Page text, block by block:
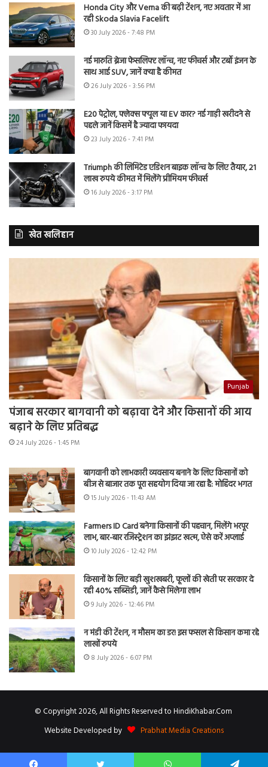
Honda City और Verna की बढ़ी टेंशन, नए अवतार में आ
रही Skoda Slavia Facelift
30 July 2026 - 7:48 PM
नई मारुति ब्रेजा फेसलिफ्ट लॉन्च, नए फीचर्स और टर्बो इंजन के
साथ आई SUV, जानें क्या है कीमत
26 July 2026 - 3:56 PM
E20 पेट्रोल, फ्लेक्स फ्यूल या EV कार? नई गाड़ी खरीदने से
पहले जानें किसमें है ज्यादा फायदा
23 July 2026 - 7:41 PM
Triumph की लिमिटेड एडिशन बाइक लॉन्च के लिए तैयार, 21
लाख रुपये कीमत में मिलेंगे प्रीमियम फीचर्स
16 July 2026 - 3:17 PM
खेत खलिहान
Punjab
पंजाब सरकार बागवानी को बढ़ावा देने और किसानों की आय
बढ़ाने के लिए प्रतिबद्ध
24 July 2026 - 1:45 PM
बागवानी को लाभकारी व्यवसाय बनाने के लिए किसानों को
बीज से बाजार तक पूरा सहयोग दिया जा रहा है: मोहिंदर भगत
15 July 2026 - 11:43 AM
Farmers ID Card बनेगा किसानों की पहचान, मिलेंगे भरपूर
लाभ, बार-बार रजिस्ट्रेशन का झंझट खत्म, ऐसे करें अप्लाई
10 July 2026 - 12:42 PM
किसानों के लिए बड़ी खुशखबरी, फूलों की खेती पर सरकार दे
रही 40% सब्सिडी, जानें कैसे मिलेगा लाभ
9 July 2026 - 12:46 PM
न मंडी की टेंशन, न मौसम का डर! इस फसल से किसान कमा रहे
लाखों रुपये
8 July 2026 - 6:07 PM
© Copyright 2026, All Rights Reserved to HindiKhabar.Com
Website Developed by
Prabhat Media Creations